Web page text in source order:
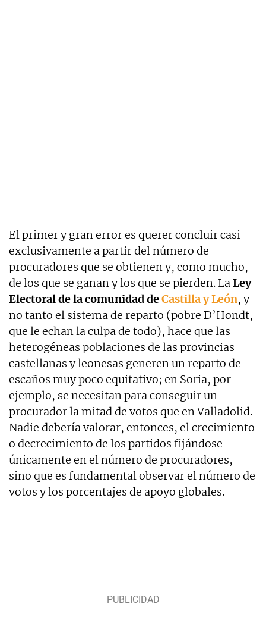
El primer y gran error es querer concluir casi
exclusivamente a partir del número de
procuradores que se obtienen y, como mucho,
de los que se ganan y los que se pierden. LaLey
Electoral de la comunidad deCastilla y León, y
no tanto el sistema de reparto (pobre D’Hondt,
que le echan la culpa de todo), hace que las
heterogéneas poblaciones de las provincias
castellanas y leonesas generen un reparto de
escaños muy poco equitativo; en Soria, por
ejemplo, se necesitan para conseguir un
procurador la mitad de votos que en Valladolid.
Nadie debería valorar, entonces, el crecimiento
o decrecimiento de los partidos fijándose
únicamente en el número de procuradores,
sino que es fundamental observar el número de
votos y los porcentajes de apoyo globales.